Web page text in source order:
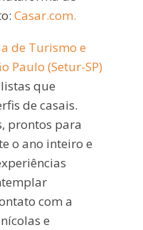
Casar.com.
de Turismo e
Paulo (Setur-SP)
que
de casais.
prontos para
o ano inteiro e
com a
e